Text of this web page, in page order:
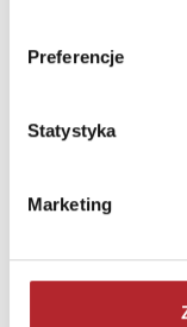
Preferencje
Statystyka
Marketing
NAJCZĘŚCIEJ